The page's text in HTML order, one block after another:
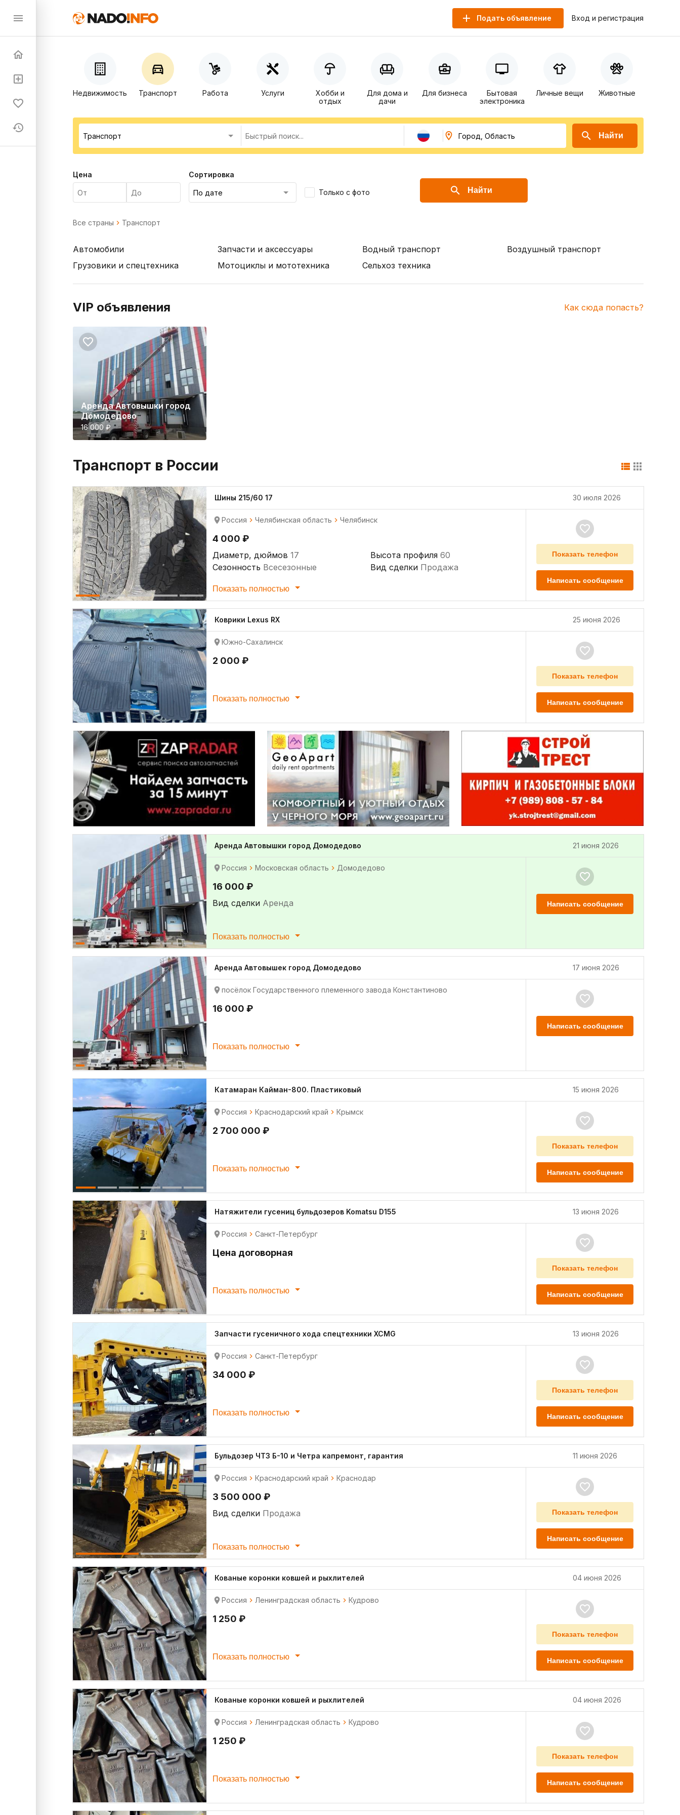
Подать объявление Вход и регистрация
Недвижимость Транспорт Работа Услуги
Хобби и
отдых
Для дома и
дачи
Для бизнеса
Бытовая
электроника
Личные вещи Животные
Найти
Цена Сортировка
Только с фото Найти
Все страны Транспорт
Автомобили
Грузовики и спецтехника
Запчасти и аксессуары
Мотоциклы и мототехника
Водный транспорт
Сельхоз техника
Воздушный транспорт
VIP объявления Как сюда попасть?
Аренда Автовышки город
Домодедово
16 000 ₽
Транспорт в России
Шины 215/60 17 30 июля 2026
Россия Челябинская область Челябинск
4 000 ₽
Диаметр, дюймов 17
Сезонность Всесезонные
Высота профиля 60
Вид сделки Продажа
Показать полностью
Показать телефон
Написать сообщение
Коврики Lexus RX 25 июня 2026
Южно-Сахалинск
2 000 ₽
Показать полностью
Показать телефон
Написать сообщение
Аренда Автовышки город Домодедово 21 июня 2026
Россия Московская область Домодедово
16 000 ₽
Вид сделки Аренда
Показать полностью
Написать сообщение
Аренда Автовышек город Домодедово 17 июня 2026
посёлок Государственного племенного завода Константиново
16 000 ₽
Показать полностью
Написать сообщение
Катамаран Кайман-800. Пластиковый 15 июня 2026
Россия Краснодарский край Крымск
2 700 000 ₽
Показать полностью
Показать телефон
Написать сообщение
Натяжители гусениц бульдозеров Komatsu D155 13 июня 2026
Россия Санкт-Петербург
Цена договорная
Показать полностью
Показать телефон
Написать сообщение
Запчасти гусеничного хода спецтехники XCMG 13 июня 2026
Россия Санкт-Петербург
34 000 ₽
Показать полностью
Показать телефон
Написать сообщение
Бульдозер ЧТЗ Б-10 и Четра капремонт, гарантия 11 июня 2026
Россия Краснодарский край Краснодар
3 500 000 ₽
Вид сделки Продажа
Показать полностью
Показать телефон
Написать сообщение
Кованые коронки ковшей и рыхлителей 04 июня 2026
Россия Ленинградская область Кудрово
1 250 ₽
Показать полностью
Показать телефон
Написать сообщение
Кованые коронки ковшей и рыхлителей 04 июня 2026
Россия Ленинградская область Кудрово
1 250 ₽
Показать полностью
Показать телефон
Написать сообщение